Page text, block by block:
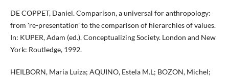
DE COPPET, Daniel. Comparison, a universal for anthropology:
from 're-presentation' to the comparison of hierarchies of values.
In: KUPER, Adam (ed.). Conceptualizing Society. London and New
York: Routledge, 1992.
HEILBORN, Maria Luiza; AQUINO, Estela M.L; BOZON, Michel;